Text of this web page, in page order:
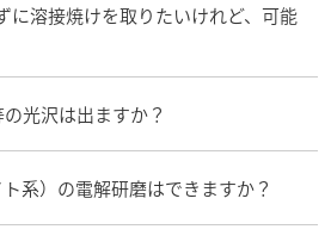
に溶接焼けを取りたいけれど、可能
光沢は出ますか？
系）の電解研磨はできますか？